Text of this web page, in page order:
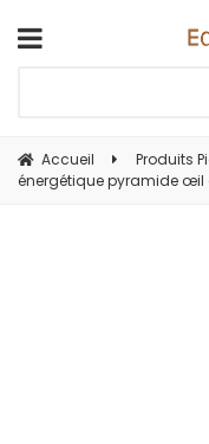
Accueil Produits
énergétique pyramide œil